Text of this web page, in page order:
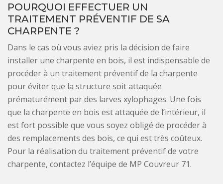
POURQUOI EFFECTUER UN
TRAITEMENT PRÉVENTIF DE SA
CHARPENTE ?
Dans le cas où vous aviez pris la décision de faire
installer une charpente en bois, il est indispensable de
procéder à un traitement préventif de la charpente
pour éviter que la structure soit attaquée
prématurément par des larves xylophages. Une fois
que la charpente en bois est attaquée de l’intérieur, il
est fort possible que vous soyez obligé de procéder à
des remplacements des bois, ce qui est très coûteux.
Pour la réalisation du traitement préventif de votre
charpente, contactez l’équipe de MP Couvreur 71.